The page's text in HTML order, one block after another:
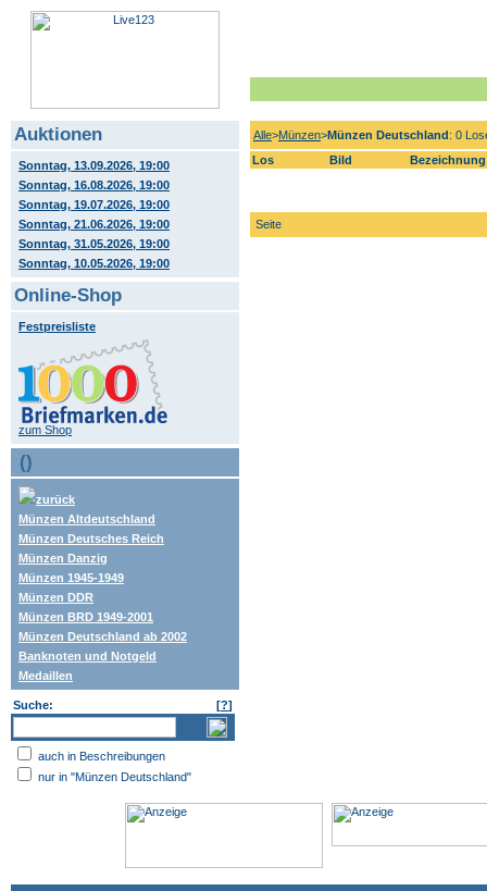
Auktionen
Sonntag, 13.09.2026, 19:00
Sonntag, 16.08.2026, 19:00
Sonntag, 19.07.2026, 19:00
Sonntag, 21.06.2026, 19:00
Sonntag, 31.05.2026, 19:00
Sonntag, 10.05.2026, 19:00
Online-Shop
Festpreisliste
zum Shop
()
zurück
Münzen Altdeutschland
Münzen Deutsches Reich
Münzen Danzig
Münzen 1945-1949
Münzen DDR
Münzen BRD 1949-2001
Münzen Deutschland ab 2002
Banknoten und Notgeld
Medaillen
Suche: [?]
auch in Beschreibungen
nur in "Münzen Deutschland"
Alle>Münzen>Münzen Deutschland: 0
Los
Bild Bezeichnung
Seite